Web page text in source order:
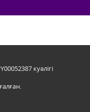
куәлігі